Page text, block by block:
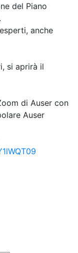
del Piano
anche
si aprirà il
di Auser con
Auser